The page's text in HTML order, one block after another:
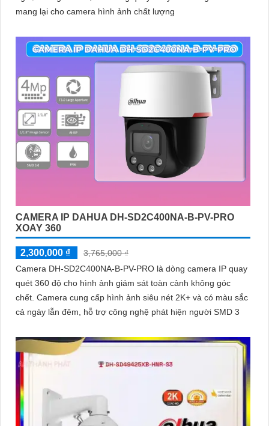
mang lại cho camera hình ảnh chất lượng
CAMERA IP DAHUA DH-SD2C400NA-B-PV-PRO
XOAY 360
2,300,000 ₫
3,765,000 ₫
Camera DH-SD2C400NA-B-PV-PRO là dòng camera IP quay
quét 360 độ cho hình ảnh giám sát toàn cảnh không góc
chết. Camera cung cấp hình ảnh siêu nét 2K+ và có màu sắc
cả ngày lẫn đêm, hỗ trợ công nghệ phát hiện người SMD 3